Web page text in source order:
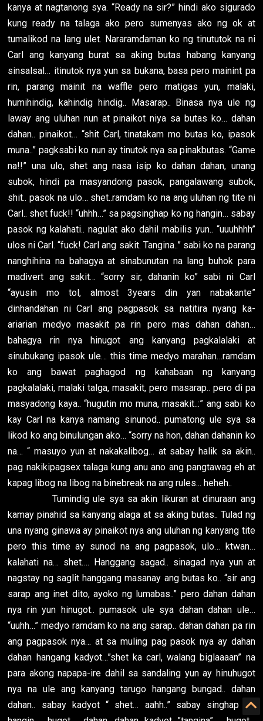
kanya at nagtanong sya. “Ready na sir?” hindi ako sigurado
kung ready na talaga ako pero sumenyas ako ng ok at
tumalikod na lang ulet. Nararamdaman ko ng tinututok na ni
Carl ang kanyang burat sa aking butas habang kanyang
sinsalsal… itinutok nya yun sa bukana, basa pero mainint pa
rin, parang mainit na waffle pero matigas yun, malaki,
humihindig, kahindig hindig.. Masarap.. Binasa nya ule ng
laway ang uluhan nun at pinaikot niya sa butas ko… dahan
dahan.. pinaikot… “shit Carl, tinatakam mo butas ko, ipasok
muna..” pagksabi ko nun ay tinutok nya sa pinakbutas. “Game
na!!” una ulo, shet ang nasa isip ko dahan dahan, unang
subok, hindi pa masyandong pasok, pangalawang subok,
shit.. pasok na ulo… shet..ramdam ko na ang uluhan ng tite ni
Carl.. shet fuck!! “uhhh…” sa pagsinghap ko ng hangin… sabay
pasok ng kalahati.. nagulat ako dahil mabilis yun.. “uuuhhhh”
ulos ni Carl. “fuck! Carl ang sakit. Tangina..” sabi ko na parang
nanghihina na bahagya at sinabunutan na lang buhok para
madivert ang sakit… “sorry sir, dahanin ko” sabi ni Carl
“ayusin mo tol, almost 3years din yan nabakante”
dinhandahan ni Carl ang pagpasok sa natitira nyang ka-
ariarian medyo masakit pa rin pero mas dahan dahan…
bahagya rin nya hinugot ang kanyang pagkalalaki at
sinubukang ipasok ule… this time medyo marahan…ramdam
ko ang bawat paghagod ng kahabaan ng kanyang
pagkalalaki, malaki talga, masakit, pero masarap.. pero di pa
masyadong kaya.. “hugutin mo muna, masakit..:” ang sabi ko
kay Carl na kanya namang sinunod.. pumatong ule sya sa
likod ko ang binulungan ako… “sorry na hon, dahan dahanin ko
na… “ masuyo yun at nakakalibog… at sabay halik sa akin..
pag nakikipagsex talaga kung anu ano ang pangtawag eh at
kapag libog na libog na binebreak na ang rules... heheh..
Tumindig ule sya sa akin likuran at dinuraan ang
kamay pinahid sa kanyang alaga at sa aking butas.. Tulad ng
una nyang ginawa ay pinaikot nya ang uluhan ng kanyang tite
pero this time ay sunod na ang pagpasok, ulo… ktwan…
kalahati na… shet…. Hanggang sagad.. sinagad nya yun at
nagstay ng saglit hanggang masanay ang butas ko.. “sir ang
sarap ang inet dito, ayoko ng lumabas..” pero dahan dahan
nya rin yun hinugot.. pumasok ule sya dahan dahan ule…
“uuhh…” medyo ramdam ko na ang sarap.. dahan dahan pa rin
ang pagpasok nya… at sa muling pag pasok nya ay dahan
dahan hangang kadyot…”shet ka carl, walang biglaaaan” na
para akong napapa-ire dahil sa sandaling yun ay hinuhugot
nya na ule ang kanyang tarugo hangang bungad.. dahan
dahan.. sabay kadyot “ shet… aahh..” sabay singhap ng